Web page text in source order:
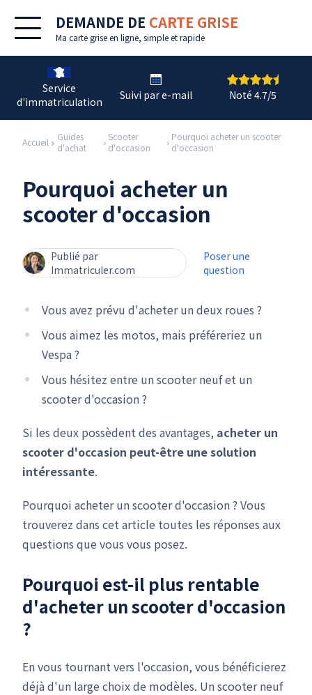
DEMANDE DE CARTE GRISE
Ma carte grise en ligne, simple et rapide
Service
d'immatriculation
Suivi par e-mail Noté 4.7/5
Accueil
Guides
d'achat
Scooter
d'occasion
Pourquoi acheter un scooter
d'occasion
Pourquoi acheter un
scooter d'occasion
Publié par
Immatriculer.com
Poser une
question
Vous avez prévu d'acheter un deux roues ?
Vous aimez les motos, mais préféreriez un
Vespa ?
Vous hésitez entre un scooter neuf et un
scooter d'occasion ?
Si les deux possèdent des avantages, acheter un
scooter d'occasion peut-être une solution
intéressante.
Pourquoi acheter un scooter d'occasion ? Vous
trouverez dans cet article toutes les réponses aux
questions que vous vous posez.
Pourquoi est-il plus rentable
d'acheter un scooter d'occasion
?
En vous tournant vers l'occasion, vous bénéficierez
déjà d'un large choix de modèles. Un scooter neuf